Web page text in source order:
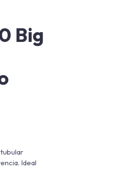
Big
Ideal